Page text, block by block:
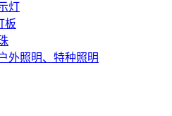
灯
板
外照明、特种照明